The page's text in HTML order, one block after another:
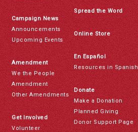
Campaign News
Announcements
Upcoming Events
Amendment
We the People
Amendment
Other Amendments
Get Involved
Volunteer
Spread the Word
Online Store
En Español
Resources in Spanish
Donate
Make a Donation
Planned Giving
Donor Support Page